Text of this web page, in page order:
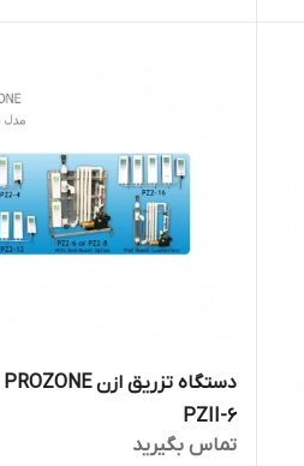
PZII-6
تماس بگیرید